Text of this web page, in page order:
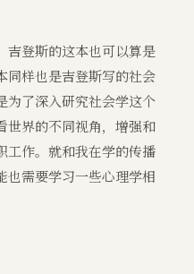
吉登斯的这本也可以算是
同样也是吉登斯写的社会
为了深入研究社会学这个
世界的不同视角，增强和
工作。就和我在学的传播
也需要学习一些心理学相